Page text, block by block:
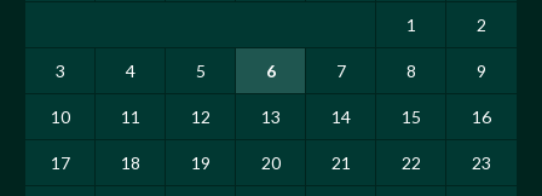
1 2
3 4 5 6 7 8 9
10 11 12 13 14 15 16
17 18 19 20 21 22 23